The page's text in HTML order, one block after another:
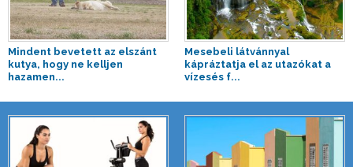
Mindent bevetett az elszánt
kutya, hogy ne kelljen
hazamen...
Mesebeli látvánnyal
kápráztatja el az utazókat a
vízesés f...